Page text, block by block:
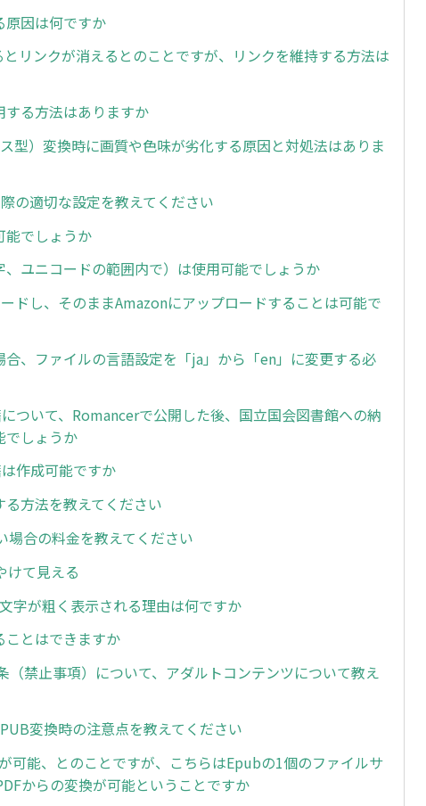
原因は何ですか
リンクが消えるとのことですが、リンクを維持する方法は
る方法はありますか
型）変換時に画質や色味が劣化する原因と対処法はありま
の適切な設定を教えてください
能でしょうか
ユニコードの範囲内で）は使用可能でしょうか
ドし、そのままAmazonにアップロードすることは可能で
、ファイルの言語設定を「ja」から「en」に変更する必
ついて、Romancerで公開した後、国立国会図書館への納
でしょうか
作成可能ですか
方法を教えてください
場合の料金を教えてください
けて見える
字が粗く表示される理由は何ですか
ことはできますか
（禁止事項）について、アダルトコンテンツについて教え
変換時の注意点を教えてください
可能、とのことですが、こちらはEpubの1個のファイルサ
からの変換が可能ということですか